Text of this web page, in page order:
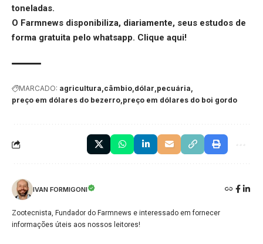
toneladas.
O Farmnews disponibiliza, diariamente, seus estudos de
forma gratuita pelo whatsapp. Clique aqui!
MARCADO: agricultura câmbio dólar pecuária
preço em dólares do bezerro preço em dólares do boi gordo
IVAN FORMIGONI
Zootecnista, Fundador do Farmnews e interessado em fornecer
informações úteis aos nossos leitores!